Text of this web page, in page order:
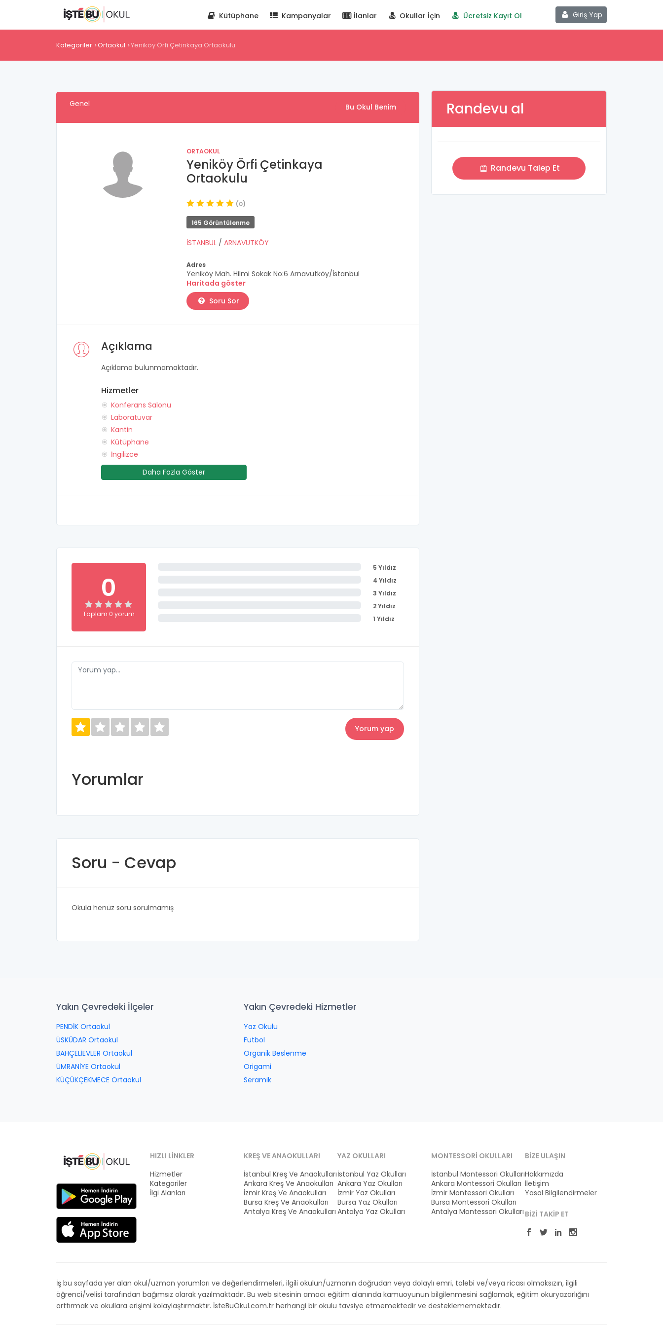
Giriş Yap
Kütüphane Kampanyalar İlanlar Okullar İçin Ücretsiz Kayıt Ol
Kategoriler Ortaokul Yeniköy Örfi Çetinkaya Ortaokulu
Genel Bu Okul Benim
ORTAOKUL
Yeniköy Örfi Çetinkaya
Ortaokulu
(0)
165 Görüntülenme
İSTANBUL / ARNAVUTKÖY
Adres
Yeniköy Mah. Hilmi Sokak No:6 Arnavutköy/İstanbul
Haritada göster
Soru Sor
Açıklama
Açıklama bulunmamaktadır.
Hizmetler
Konferans Salonu
Laboratuvar
Kantin
Kütüphane
İngilizce
Daha Fazla Göster
0
Toplam 0 yorum
5 Yıldız
4 Yıldız
3 Yıldız
2 Yıldız
1 Yıldız
Yorumlar
Soru - Cevap
Okula henüz soru sorulmamış
Randevu al
Randevu Talep Et
Yakın Çevredeki İlçeler
PENDİK Ortaokul
ÜSKÜDAR Ortaokul
BAHÇELİEVLER Ortaokul
ÜMRANİYE Ortaokul
KÜÇÜKÇEKMECE Ortaokul
Yakın Çevredeki Hizmetler
Yaz Okulu
Futbol
Organik Beslenme
Origami
Seramik
HIZLI LINKLER
Hizmetler
Kategoriler
İlgi Alanları
KREŞ VE ANAOKULLARI
İstanbul Kreş Ve Anaokulları
Ankara Kreş Ve Anaokulları
İzmir Kreş Ve Anaokulları
Bursa Kreş Ve Anaokulları
Antalya Kreş Ve Anaokulları
YAZ OKULLARI
İstanbul Yaz Okulları
Ankara Yaz Okulları
İzmir Yaz Okulları
Bursa Yaz Okulları
Antalya Yaz Okulları
MONTESSORI OKULLARI
İstanbul Montessori Okulları
Ankara Montessori Okulları
İzmir Montessori Okulları
Bursa Montessori Okulları
Antalya Montessori Okulları
BIZE ULAŞIN
Hakkımızda
İletişim
Yasal Bilgilendirmeler
BIZI TAKIP ET
İş bu sayfada yer alan okul/uzman yorumları ve değerlendirmeleri, ilgili okulun/uzmanın doğrudan veya dolaylı emri, talebi ve/veya ricası olmaksızın, ilgili
öğrenci/velisi tarafından bağımsız olarak yazılmaktadır. Bu web sitesinin amacı eğitim alanında kamuoyunun bilgilenmesini sağlamak, eğitim okuryazarlığını
arttırmak ve okullara erişimi kolaylaştırmaktır. İsteBuOkul.com.tr herhangi bir okulu tavsiye etmemektedir ve desteklememektedir.